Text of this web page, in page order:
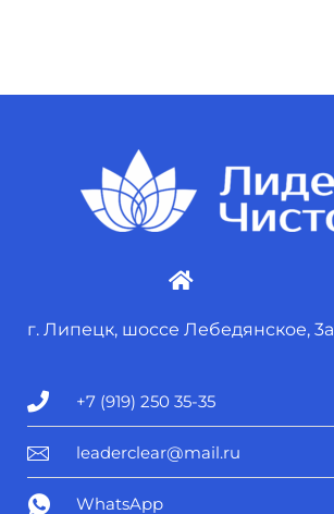
г. Липецк, шоссе Лебедянское, 3а
+7 (919) 250 35-35
leaderclear@mail.ru
WhatsApp